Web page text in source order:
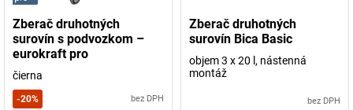
Zberač druhotných
surovín s podvozkom –
eurokraft pro
čierna
-20% bez DPH
Zberač druhotných
surovín Bica Basic
objem 3 x 20 l, nástenná
montáž
bez DPH